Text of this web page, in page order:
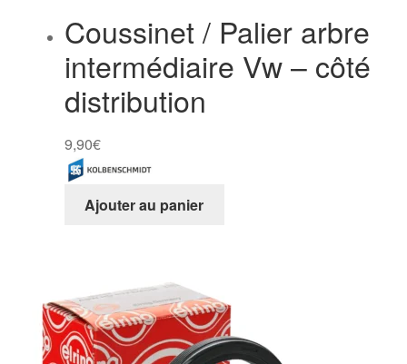
Coussinet / Palier arbre
intermédiaire Vw – côté
distribution
9,90€
Ajouter au panier